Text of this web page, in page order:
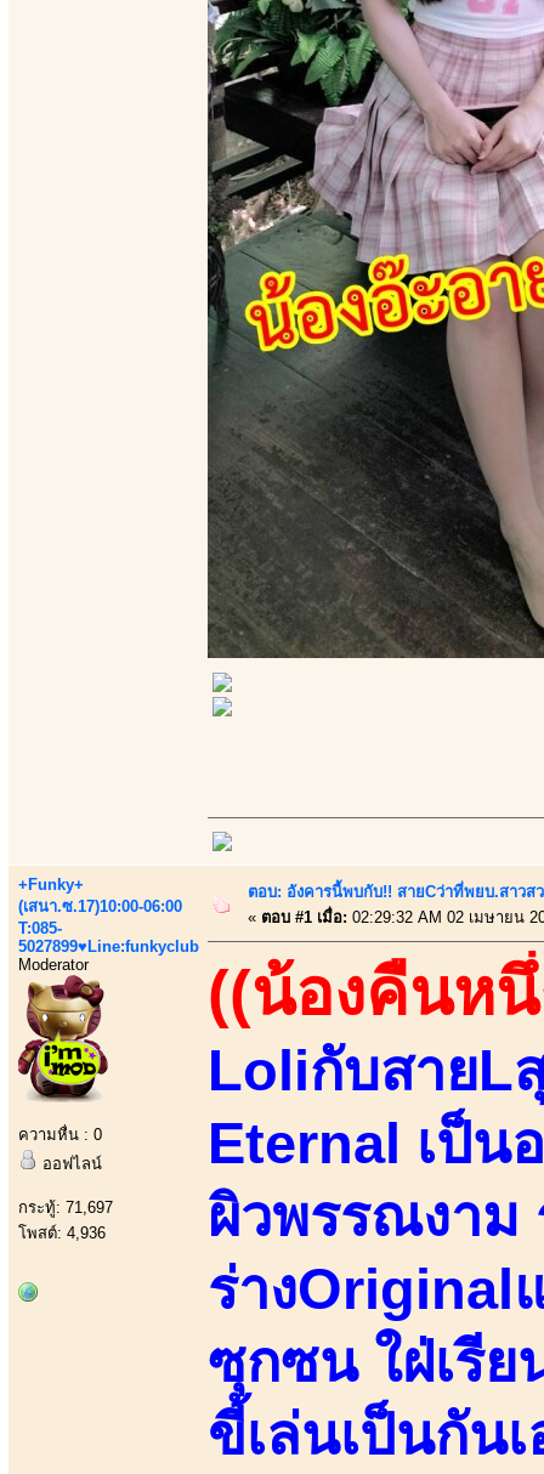
+Funky+
(เสนา.ซ.17)10:00-06:00
T:085-
5027899♥Line:funkyclub
Moderator
ความหื่น : 0
ออฟไลน์
กระทู้: 71,697
โพสต์: 4,936
ตอบ: อังคารนี้พบกับ!! สายCว่าที่พยบ.สาวส
« ตอบ #1 เมื่อ: 02:29:32 AM 02 เมษายน
((น้องคืนห
LoliกับสายL
Eternal เป็น
ผิวพรรณงาม
ร่างOriginal
ซุกซน ใฝ่เรีย
ขี้เล่นเป็นกัน